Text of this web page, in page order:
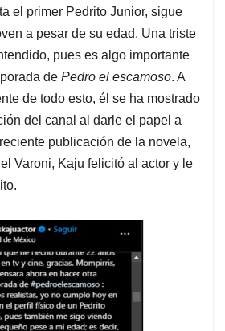
el primer Pedrito Junior, sigue
a pesar de su edad. Una triste
pues es algo importante
de Pedro el escamoso. A
de todo esto, él se ha mostrado
del canal al darle el papel a
publicación de la novela,
Varoni, Kaju felicitó al actor y le